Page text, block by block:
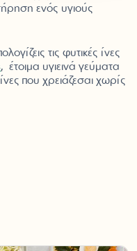
ενός υγιούς
τις φυτικές ίνες
, έτοιμα υγιεινά γεύματα
που χρειάζεσαι χωρίς